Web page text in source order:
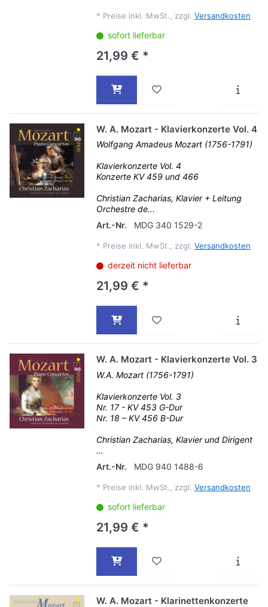
* Preise inkl. MwSt., zzgl. Versandkosten
sofort lieferbar
21,99 € *
W. A. Mozart - Klavierkonzerte Vol. 4
Wolfgang Amadeus Mozart (1756-1791)
Klavierkonzerte Vol. 4
Konzerte KV 459 und 466
Christian Zacharias, Klavier + Leitung
Orchestre de...
Art.-Nr.
MDG 340 1529-2
* Preise inkl. MwSt., zzgl. Versandkosten
derzeit nicht lieferbar
21,99 € *
W. A. Mozart - Klavierkonzerte Vol. 3
W.A. Mozart (1756-1791)
Klavierkonzerte Vol. 3
Nr. 17 - KV 453 G-Dur
Nr. 18 – KV 456 B-Dur
Christian Zacharias, Klavier und Dirigent
...
Art.-Nr.
MDG 940 1488-6
* Preise inkl. MwSt., zzgl. Versandkosten
sofort lieferbar
21,99 € *
W. A. Mozart - Klarinettenkonzerte